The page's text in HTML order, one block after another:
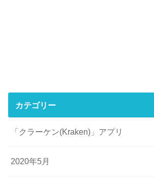
カテゴリー
「クラーケン(Kraken)」アプリ
2020年5月